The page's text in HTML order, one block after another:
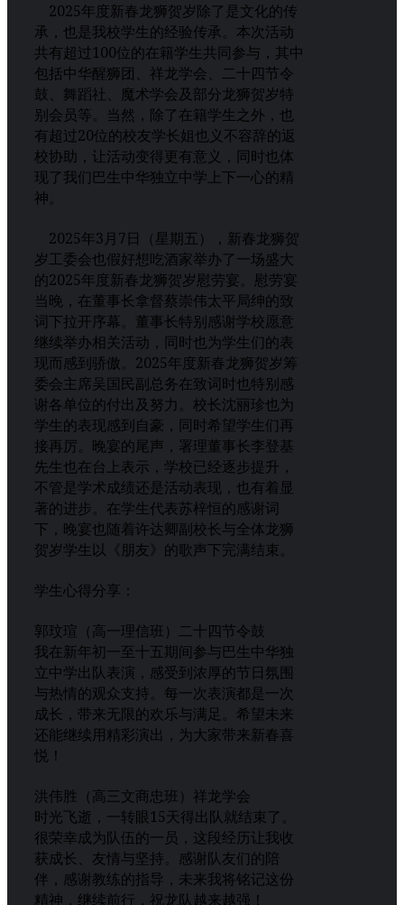
2025年度新春龙狮贺岁除了是文化的传
承，也是我校学生的经验传承。本次活动
共有超过100位的在籍学生共同参与，其中
包括中华醒狮团、祥龙学会、二十四节令
鼓、舞蹈社、魔术学会及部分龙狮贺岁特
别会员等。当然，除了在籍学生之外，也
有超过20位的校友学长姐也义不容辞的返
校协助，让活动变得更有意义，同时也体
现了我们巴生中华独立中学上下一心的精
神。
2025年3月7日（星期五），新春龙狮贺
岁工委会也假好想吃酒家举办了一场盛大
的2025年度新春龙狮贺岁慰劳宴。慰劳宴
当晚，在董事长拿督蔡崇伟太平局绅的致
词下拉开序幕。董事长特别感谢学校愿意
继续举办相关活动，同时也为学生们的表
现而感到骄傲。2025年度新春龙狮贺岁筹
委会主席吴国民副总务在致词时也特别感
谢各单位的付出及努力。校长沈丽珍也为
学生的表现感到自豪，同时希望学生们再
接再厉。晚宴的尾声，署理董事长李登基
先生也在台上表示，学校已经逐步提升，
不管是学术成绩还是活动表现，也有着显
著的进步。在学生代表苏梓恒的感谢词
下，晚宴也随着许达卿副校长与全体龙狮
贺岁学生以《朋友》的歌声下完满结束。
学生心得分享：
郭玟瑄（高一理信班）二十四节令鼓
我在新年初一至十五期间参与巴生中华独
立中学出队表演，感受到浓厚的节日氛围
与热情的观众支持。每一次表演都是一次
成长，带来无限的欢乐与满足。希望未来
还能继续用精彩演出，为大家带来新春喜
悦！
洪伟胜（高三文商忠班）祥龙学会
时光飞逝，一转眼15天得出队就结束了。
很荣幸成为队伍的一员，这段经历让我收
获成长、友情与坚持。感谢队友们的陪
伴，感谢教练的指导，未来我将铭记这份
精神，继续前行，祝龙队越来越强！